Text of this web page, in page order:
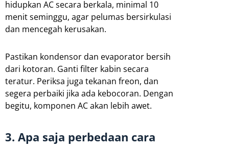
hidupkan AC secara berkala, minimal 10
menit seminggu, agar pelumas bersirkulasi
dan mencegah kerusakan.
Pastikan kondensor dan evaporator bersih
dari kotoran. Ganti filter kabin secara
teratur. Periksa juga tekanan freon, dan
segera perbaiki jika ada kebocoran. Dengan
begitu, komponen AC akan lebih awet.
3. Apa saja perbedaan cara